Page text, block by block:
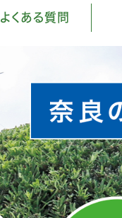
よくある質問